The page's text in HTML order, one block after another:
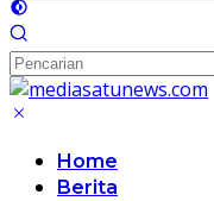
Home
Berita